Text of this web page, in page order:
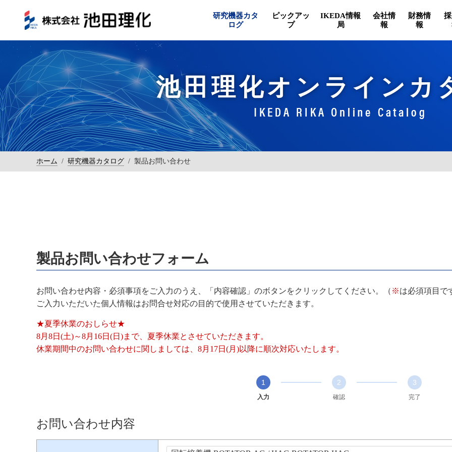
研究機器カタ
ログ
ピックアッ
プ
IKEDA情報
局
会社情
報
財務情
報
池田理化オンラインカ
ホーム / 研究機器カタログ / 製品お問い合わせ
製品お問い合わせフォーム
お問い合わせ内容・必須事項をご入力のうえ、「内容確認」のボタンをクリックしてください。（ ※は必須項目で
ご入力いただいた個人情報はお問合せ対応の目的で使用させていただきます。
★夏季休業のおしらせ★
8月8日(土)～8月16日(日)まで、夏季休業とさせていただきます。
休業期間中のお問い合わせに関しましては、8月17日(月)以降に順次対応いたします。
1
入力
2
確認
3
完了
お問い合わせ内容